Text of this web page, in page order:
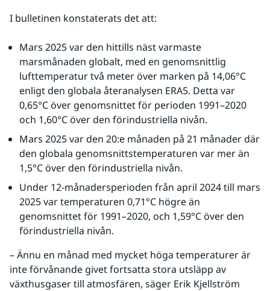
I bulletinen konstaterats det att:
Mars 2025 var den hittills näst varmaste
marsmånaden globalt, med en genomsnittlig
lufttemperatur två meter över marken på 14,06°C
enligt den globala återanalysen ERA5. Detta var
0,65°C över genomsnittet för perioden 1991–2020
och 1,60°C över den förindustriella nivån.
Mars 2025 var den 20:e månaden på 21 månader där
den globala genomsnittstemperaturen var mer än
1,5°C över den förindustriella nivån.
Under 12-månadersperioden från april 2024 till mars
2025 var temperaturen 0,71°C högre än
genomsnittet för 1991–2020, och 1,59°C över den
förindustriella nivån.
– Ännu en månad med mycket höga temperaturer är
inte förvånande givet fortsatta stora utsläpp av
växthusgaser till atmosfären, säger Erik Kjellström